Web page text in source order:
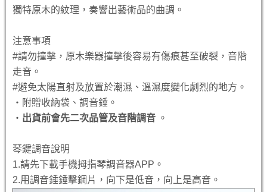
獨特原木的紋理，奏響出藝術品的曲調。
注意事項
#請勿撞擊，原木樂器撞擊後容易有傷痕甚至破裂，音階
走音。
#避免太陽直射及放置於潮濕、溫濕度變化劇烈的地方。
‧附贈收納袋、調音錘。
‧ 出貨前會先二次品管及音階調音。
琴鍵調音說明
1.請先下載手機拇指琴調音器APP。
2.用調音錘錘擊鋼片，向下是低音，向上是高音。